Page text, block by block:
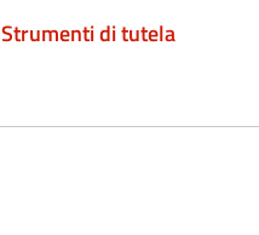
Strumenti di tutela